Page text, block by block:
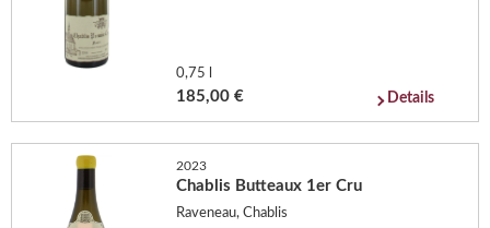
0,75 l
185,00 € Details
2023
Chablis Butteaux 1er Cru
Raveneau, Chablis